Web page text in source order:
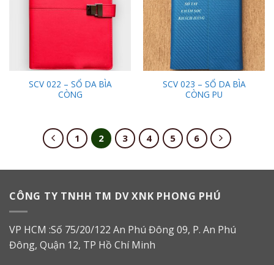
SCV 022 – SỔ DA BÌA
CÒNG
SCV 023 – SỔ DA BÌA
CÒNG PU
1 2 3 4 5 6
CÔNG TY TNHH TM DV XNK PHONG PHÚ
VP HCM :Số 75/20/122 An Phú Đông 09, P. An Phú
Đông, Quận 12, TP Hồ Chí Minh